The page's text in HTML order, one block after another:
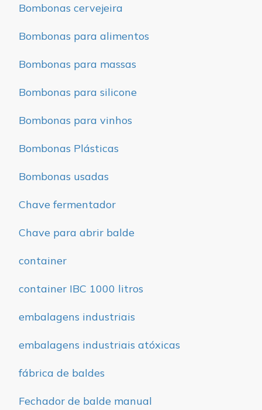
Bombonas cervejeira
Bombonas para alimentos
Bombonas para massas
Bombonas para silicone
Bombonas para vinhos
Bombonas Plásticas
Bombonas usadas
Chave fermentador
Chave para abrir balde
container
container IBC 1000 litros
embalagens industriais
embalagens industriais atóxicas
fábrica de baldes
Fechador de balde manual